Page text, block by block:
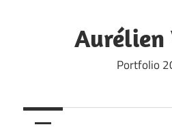
Aurélien
Portfolio